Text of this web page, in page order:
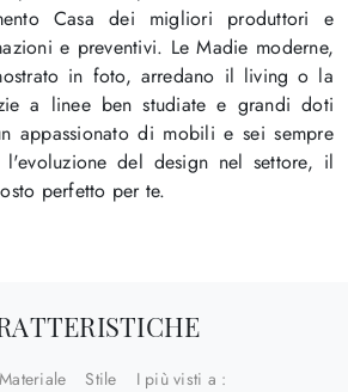
Casa dei migliori produttori e
e preventivi. Le Madie moderne,
in foto, arredano il living o la
a linee ben studiate e grandi doti
appassionato di mobili e sei sempre
del design nel settore, il
perfetto per te.
Materiale Stile I più visti a :